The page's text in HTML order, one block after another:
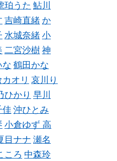
珀うた 鮎川
吉崎直緒 か
水城奈緒 小
二宮沙樹 神
な 鶴田かな
オリ 哀川り
ひかり 早川
佳 沖ひとみ
小倉ゆず 高
目ナナ 瀬名
ころ 中森玲